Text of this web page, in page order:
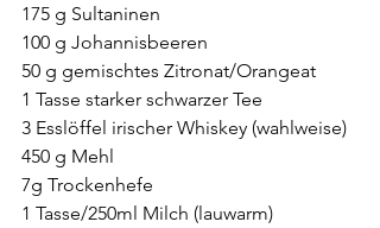
175 g Sultaninen
100 g Johannisbeeren
50 g gemischtes Zitronat/Orangeat
1 Tasse starker schwarzer Tee
3 Esslöffel irischer Whiskey (wahlweise)
450 g Mehl
7g Trockenhefe
1 Tasse/250ml Milch (lauwarm)